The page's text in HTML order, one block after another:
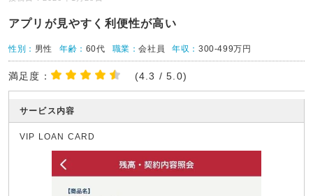
アプリが見やすく利便性が高い
性別： 男性 年齢： 60代 職業：会社員 年収：300-499万円
満足度： (4.3 / 5.0)
サービス内容
VIP LOAN CARD